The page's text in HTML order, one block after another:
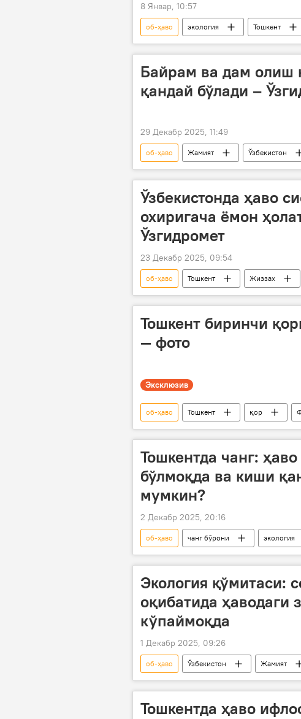
8 Январ, 10:57
об-ҳаво экология Тошкент
Ўзбекистон
Байрам ва дам олиш
қандай бўлади –
29 Декабр 2025, 11:49
об-ҳаво Жамият Ўзбекистон
Ўзбекистонда ҳаво
охиригача ёмон
Ўзгидромет
23 Декабр 2025, 09:54
об-ҳаво Тошкент Жиззах
Ўзбекистон
Жамият
Тошкент биринчи
— фото
Эксклюзив
об-ҳаво Тошкент қор
Тошкентда чанг:
бўлмоқда ва киши
мумкин?
2 Декабр 2025, 20:16
об-ҳаво чанг бўрони экология
Экология қўмитаси:
оқибатида ҳаводаги
кўпаймоқда
1 Декабр 2025, 09:26
об-ҳаво Ўзбекистон Жамият
Экология ва иқлим ўзгариши миллий
Тошкентда ҳаво